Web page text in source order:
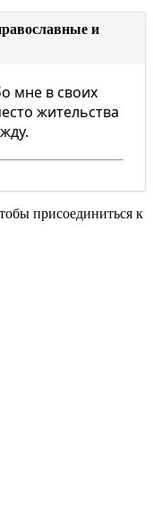
и
мне в своих
жительства
присоединиться к